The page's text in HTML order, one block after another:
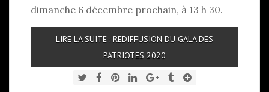
dimanche 6 décembre prochain, à 13 h 30.
LIRE LA SUITE : REDIFFUSION DU GALA DES
PATRIOTES 2020